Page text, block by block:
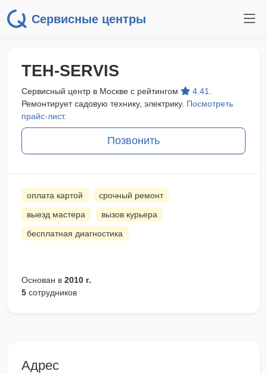
Сервисные центры
TEH-SERVIS
Сервисный центр в Москве с рейтингом 4.41
Ремонтирует садовую технику, электрику. Посмотреть
прайс-лист.
Позвонить
оплата картой срочный ремонт
выезд мастера вызов курьера
бесплатная диагностика
Основан в 2010 г.
5 сотрудников
Адрес